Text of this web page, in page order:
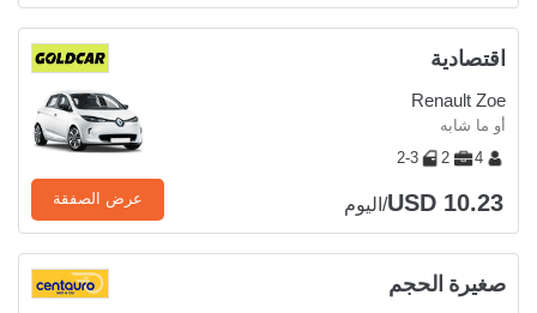
اقتصادية
Renault Zoe
أو ما شابه
4
2
2-3
USD 10.23/اليوم عرض الصفقة
صغيرة الحجم